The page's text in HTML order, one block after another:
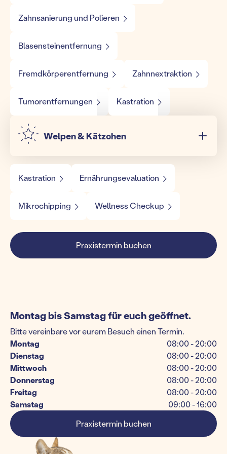
Zahnsanierung und Polieren
Blasensteinentfernung
Fremdkörperentfernung Zahnnextraktion
Tumorentfernungen Kastration
Welpen & Kätzchen
Kastration Ernährungsevaluation
Mikrochipping Wellness Checkup
Praxistermin buchen
Montag bis Samstag für euch geöffnet.
Bitte vereinbare vor eurem Besuch einen Termin.
Montag
08:00 - 20:00
Dienstag
08:00 - 20:00
Mittwoch
08:00 - 20:00
Donnerstag
08:00 - 20:00
Freitag
08:00 - 20:00
Samstag
09:00 - 16:00
Praxistermin buchen